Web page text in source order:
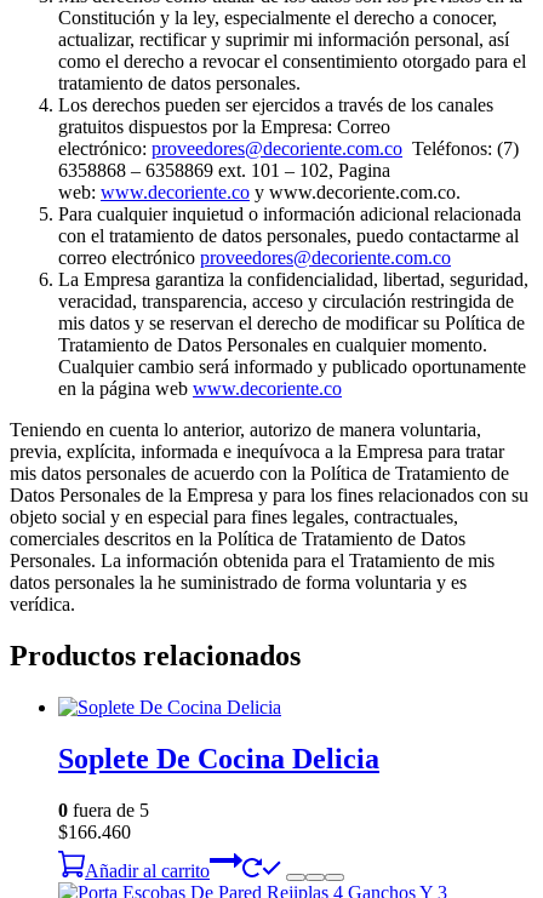
Constitución y la ley, especialmente el derecho a conocer,
actualizar, rectificar y suprimir mi información personal, así
como el derecho a revocar el consentimiento otorgado para el
tratamiento de datos personales.
Los derechos pueden ser ejercidos a través de los canales
gratuitos dispuestos por la Empresa: Correo
electrónico: proveedores@decoriente.com.co Teléfonos: (7)
6358868 – 6358869 ext. 101 – 102, Pagina
web: www.decoriente.co y www.decoriente.com.co.
Para cualquier inquietud o información adicional relacionada
con el tratamiento de datos personales, puedo contactarme al
correo electrónico proveedores@decoriente.com.co
La Empresa garantiza la confidencialidad, libertad, seguridad,
veracidad, transparencia, acceso y circulación restringida de
mis datos y se reservan el derecho de modificar su Política de
Tratamiento de Datos Personales en cualquier momento.
Cualquier cambio será informado y publicado oportunamente
en la página web www.decoriente.co
Teniendo en cuenta lo anterior, autorizo de manera voluntaria,
previa, explícita, informada e inequívoca a la Empresa para tratar
mis datos personales de acuerdo con la Política de Tratamiento de
Datos Personales de la Empresa y para los fines relacionados con su
objeto social y en especial para fines legales, contractuales,
comerciales descritos en la Política de Tratamiento de Datos
Personales. La información obtenida para el Tratamiento de mis
datos personales la he suministrado de forma voluntaria y es
verídica.
Productos relacionados
Soplete De Cocina Delicia
0 fuera de 5
$166.460
Añadir al carrito